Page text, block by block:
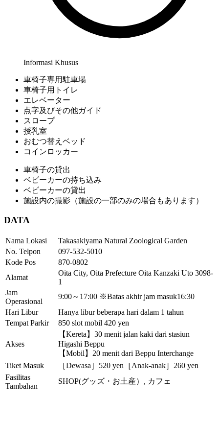
Informasi Khusus
車椅子専用駐車場
車椅子用トイレ
エレベーター
点字及びその他ガイド
スロープ
授乳室
おむつ替えベッド
コインロッカー
車椅子の貸出
ベビーカーの持ち込み
ベビーカーの貸出
施設内の撮影（施設の一部のみの場合もあります）
DATA
Nama Lokasi
Takasakiyama Natural Zoological Garden
No. Telpon
097-532-5010
Kode Pos
870-0802
Alamat
Oita City, Oita Prefecture Oita Kanzaki Uto 3098-
1
Jam
Operasional
9:00～17:00 ※Batas akhir jam masuk16:30
Hari Libur
Hanya libur beberapa hari dalam 1 tahun
Tempat Parkir
850 slot mobil 420 yen
Akses
【Kereta】30 menit jalan kaki dari stasiun
Higashi Beppu
【Mobil】20 menit dari Beppu Interchange
Tiket Masuk
［Dewasa］520 yen［Anak-anak］260 yen
Fasilitas
Tambahan
SHOP(グッズ・お土産）, カフェ